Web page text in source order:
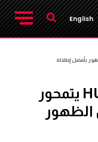
English
هاتف HUAWEI nova 14 Pro يتمحور